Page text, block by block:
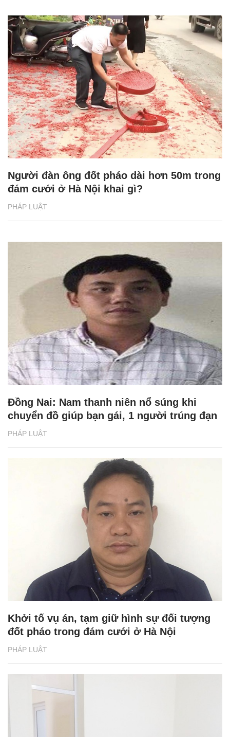
PHÁP LUẬT
Người đàn ông đốt pháo dài hơn 50m trong
đám cưới ở Hà Nội khai gì?
PHÁP LUẬT
Đồng Nai: Nam thanh niên nổ súng khi
chuyển đồ giúp bạn gái, 1 người trúng đạn
PHÁP LUẬT
Khởi tố vụ án, tạm giữ hình sự đối tượng
đốt pháo trong đám cưới ở Hà Nội